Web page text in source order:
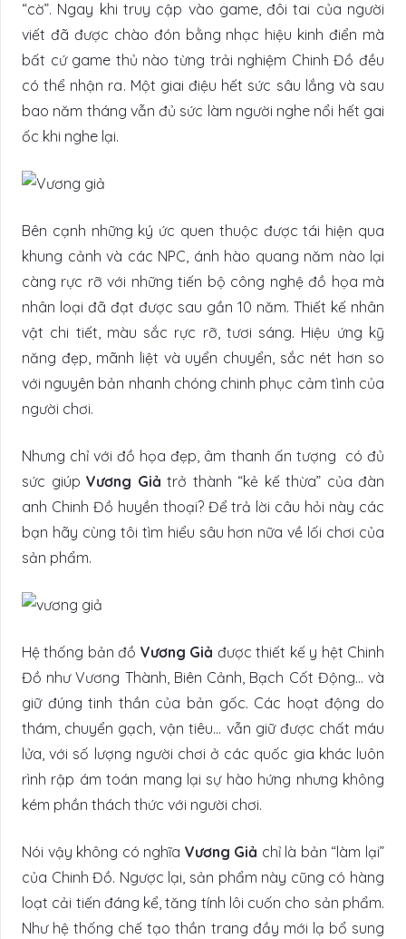
“cờ”. Ngay khi truy cập vào game, đôi tai của người
viết đã được chào đón bằng nhạc hiệu kinh điển mà
bất cứ game thủ nào từng trải nghiệm Chinh Đồ đều
có thể nhận ra. Một giai điệu hết sức sâu lắng và sau
bao năm tháng vẫn đủ sức làm người nghe nổi hết gai
ốc khi nghe lại.
Bên cạnh những ký ức quen thuộc được tái hiện qua
khung cảnh và các NPC, ánh hào quang năm nào lại
càng rực rỡ với những tiến bộ công nghệ đồ họa mà
nhân loại đã đạt được sau gần 10 năm. Thiết kế nhân
vật chi tiết, màu sắc rực rỡ, tươi sáng. Hiệu ứng kỹ
năng đẹp, mãnh liệt và uyển chuyển, sắc nét hơn so
với nguyên bản nhanh chóng chinh phục cảm tình của
người chơi.
Nhưng chỉ với đồ họa đẹp, âm thanh ấn tượng có đủ
sức giúp Vương Giả trở thành “kẻ kế thừa” của đàn
anh Chinh Đồ huyền thoại? Để trả lời câu hỏi này các
bạn hãy cùng tôi tìm hiểu sâu hơn nữa về lối chơi của
sản phẩm.
Hệ thống bản đồ Vương Giả được thiết kế y hệt Chinh
Đồ như Vương Thành, Biên Cảnh, Bạch Cốt Động… và
giữ đúng tinh thần của bản gốc. Các hoạt động do
thám, chuyển gạch, vận tiêu… vẫn giữ được chất máu
lửa, với số lượng người chơi ở các quốc gia khác luôn
rình rập ám toán mang lại sự hào hứng nhưng không
kém phần thách thức với người chơi.
Nói vậy không có nghĩa Vương Giả chỉ là bản “làm lại”
của Chinh Đồ. Ngược lại, sản phẩm này cũng có hàng
loạt cải tiến đáng kể, tăng tính lôi cuốn cho sản phẩm.
Như hệ thống chế tạo thần trang đầy mới lạ bổ sung